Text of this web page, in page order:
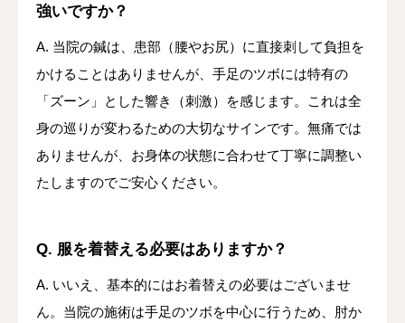
強いですか？
A. 当院の鍼は、患部（腰やお尻）に直接刺して負担を
かけることはありませんが、手足のツボには特有の
「ズーン」とした響き（刺激）を感じます。これは全
身の巡りが変わるための大切なサインです。無痛では
ありませんが、お身体の状態に合わせて丁寧に調整い
たしますのでご安心ください。
Q. 服を着替える必要はありますか？
A. いいえ、基本的にはお着替えの必要はございませ
ん。当院の施術は手足のツボを中心に行うため、肘か